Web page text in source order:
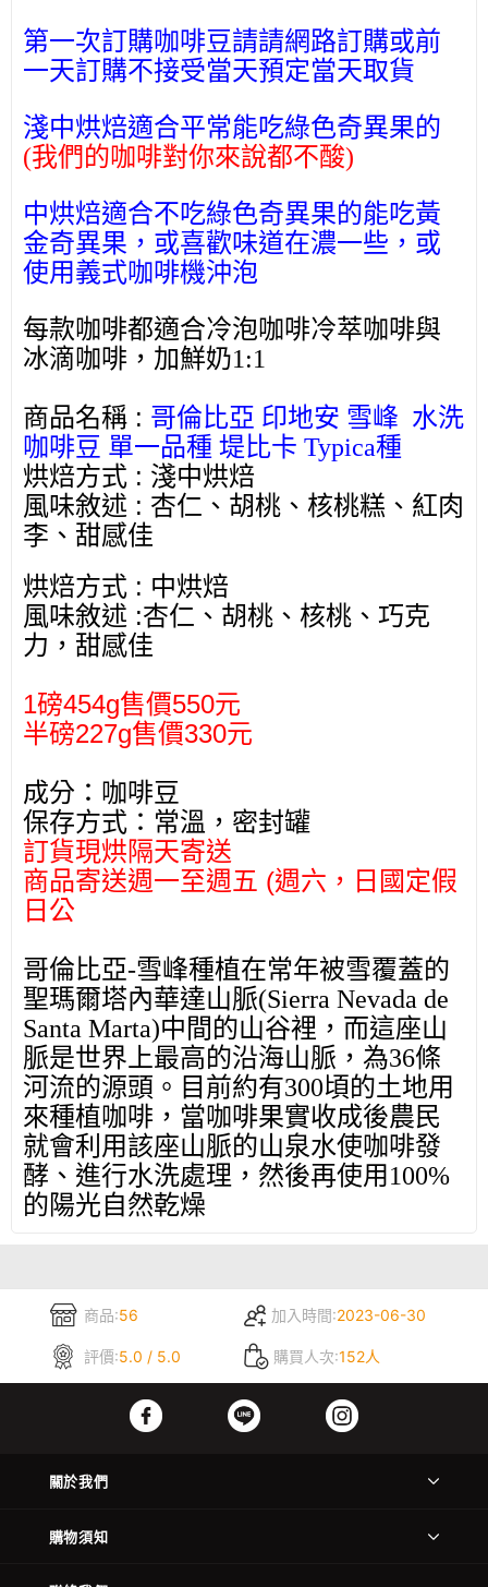
第一次訂購咖啡豆請請網路訂購或前
一天訂購不接受當天預定當天取貨
淺中烘焙適合平常能吃綠色奇異果的
(我們的咖啡對你來說都不酸)
中烘焙適合不吃綠色奇異果的能吃黃
金奇異果，或喜歡味道在濃一些，或
使用義式咖啡機沖泡
每款咖啡都適合冷泡咖啡冷萃咖啡與
冰滴咖啡，加鮮奶1:1
商品名稱 : 哥倫比亞 印地安 雪峰 水洗
咖啡豆 單一品種 堤比卡 Typica種
烘焙方式 : 淺中烘焙
風味敘述 : 杏仁、胡桃、核桃糕、紅肉
李、甜感佳
烘焙方式 : 中烘焙
風味敘述 :杏仁、胡桃、核桃、巧克
力，甜感佳
1磅454g售價550元
半磅227g售價330元
成分：咖啡豆
保存方式：常溫，密封罐
訂貨現烘隔天寄送
商品寄送週一至週五 (週六，日國定假
日公
哥倫比亞-雪峰種植在常年被雪覆蓋的
聖瑪爾塔內華達山脈(Sierra Nevada de
Santa Marta)中間的山谷裡，而這座山
脈是世界上最高的沿海山脈，為36條
河流的源頭。目前約有300頃的土地用
來種植咖啡，當咖啡果實收成後農民
就會利用該座山脈的山泉水使咖啡發
酵、進行水洗處理，然後再使用 100%
的陽光自然乾燥
商品:56 加入時間:2023-06-30
評價:5.0 / 5.0 購買人次:152人
關於我們
購物須知